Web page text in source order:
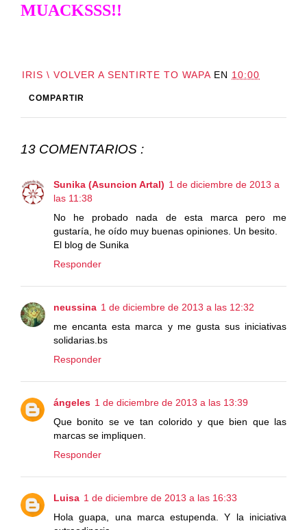
MUACKSSS!!
IRIS \ VOLVER A SENTIRTE TO WAPA EN 10:00
COMPARTIR
13 COMENTARIOS :
Sunika (Asuncion Artal) 1 de diciembre de 2013 a
las 11:38
No he probado nada de esta marca pero me
gustaría, he oído muy buenas opiniones. Un besito.
El blog de Sunika
Responder
neussina 1 de diciembre de 2013 a las 12:32
me encanta esta marca y me gusta sus iniciativas
solidarias.bs
Responder
ángeles 1 de diciembre de 2013 a las 13:39
Que bonito se ve tan colorido y que bien que las
marcas se impliquen.
Responder
Luisa 1 de diciembre de 2013 a las 16:33
Hola guapa, una marca estupenda. Y la iniciativa